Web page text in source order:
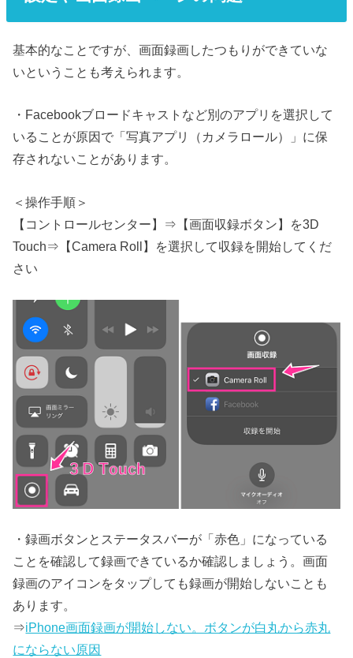
基本的なことですが、画面録画したつもりができていな
いということも考えられます。
・Facebookブロードキャストなど別のアプリを選択して
いることが原因で「写真アプリ（カメラロール）」に保
存されないことがあります。
＜操作手順＞
【コントロールセンター】⇒【画面収録ボタン】を3D
Touch⇒【Camera Roll】を選択して収録を開始してくだ
さい
・録画ボタンとステータスバーが「赤色」になっている
ことを確認して録画できているか確認しましょう。画面
録画のアイコンをタップしても録画が開始しないことも
あります。
⇒iPhone画面録画が開始しない。ボタンが白丸から赤丸
にならない原因